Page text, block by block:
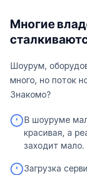
Многие
Шоурум,
много, но поток
Знакомо?
В шоуруме
красивая, а
заходит мало.
Загрузка